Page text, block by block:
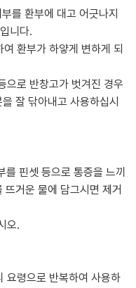
를 환부에 대고 어긋나지
니다.
환부가 하얗게 변하게 되
으로 반창고가 벗겨진 경우
잘 닦아내고 사용하십시
핀셋 등으로 통증을 느끼
거운 물에 담그시면 제거
오.
령으로 반복하여 사용하